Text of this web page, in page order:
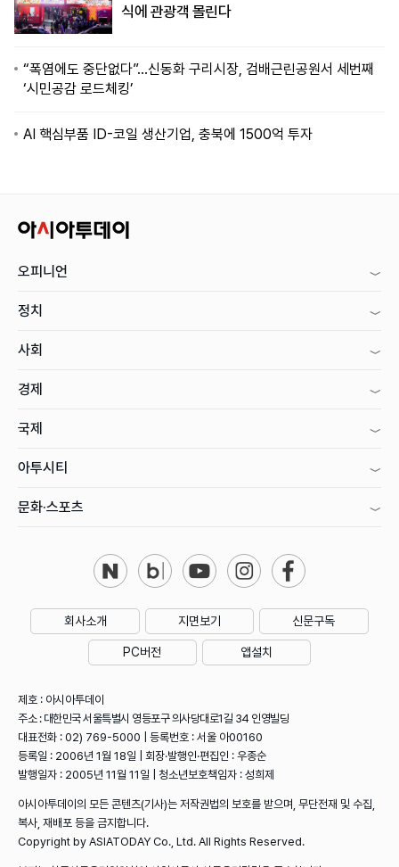
식에 관광객 몰린다
“폭염에도 중단없다”…신동화 구리시장, 검배근린공원서 세번째
‘시민공감 로드체킹’
AI 핵심부품 ID-코일 생산기업, 충북에 1500억 투자
오피니언
정치
사회
경제
국제
아투시티
문화·스포츠
회사소개 지면보기 신문구독
PC버전 앱설치
제호 : 아시아투데이
주소 : 대한민국 서울특별시 영등포구 의사당대로1길 34 인영빌딩
대표전화 : 02) 769-5000 | 등록번호 : 서울 아00160
등록일 : 2006년 1월 18일 | 회장·발행인·편집인 : 우종순
발행일자 : 2005년 11월 11일 | 청소년보호책임자 : 성희제
아시아투데이의 모든 콘텐츠(기사)는 저작권법의 보호를 받으며, 무단전재 및 수집,
복사, 재배포 등을 금지합니다.
Copyright by ASIATODAY Co., Ltd. All Rights Reserved.